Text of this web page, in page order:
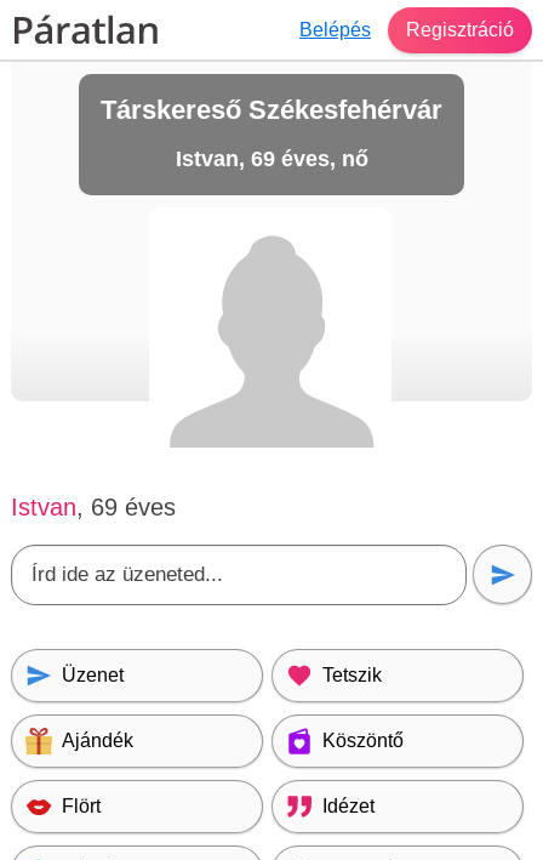
Belépés Regisztráció
Társkereső Székesfehérvár
Istvan, 69 éves, nő
Istvan, 69 éves
Üzenet Tetszik
Ajándék Köszöntő
Flört Idézet